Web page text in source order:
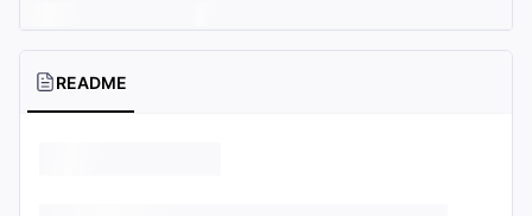
README